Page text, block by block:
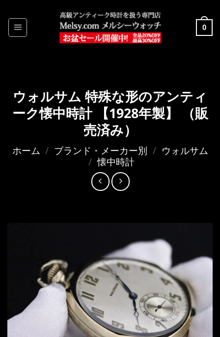
to
content
0
ウォルサム 特殊な形のアンティ
ーク懐中時計 【1928年製】 （販
売済み）
ホーム / ブランド・メーカー別 / ウォルサム
/ 懐中時計